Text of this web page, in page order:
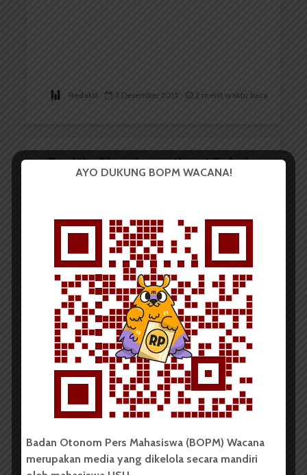
Redaksi 3 Desember 2015 2 menit waktu baca
Panitia Akan Investigasi Sebab
Redaksi 14 November 2014 2 menit waktu baca
Pascabentrok, Jadwal Piala
Rektor Cabang Sepak Bola...
AYO DUKUNG BOPM WACANA!
Badan Otonom Pers Mahasiswa (BOPM) Wacana
merupakan media yang dikelola secara mandiri